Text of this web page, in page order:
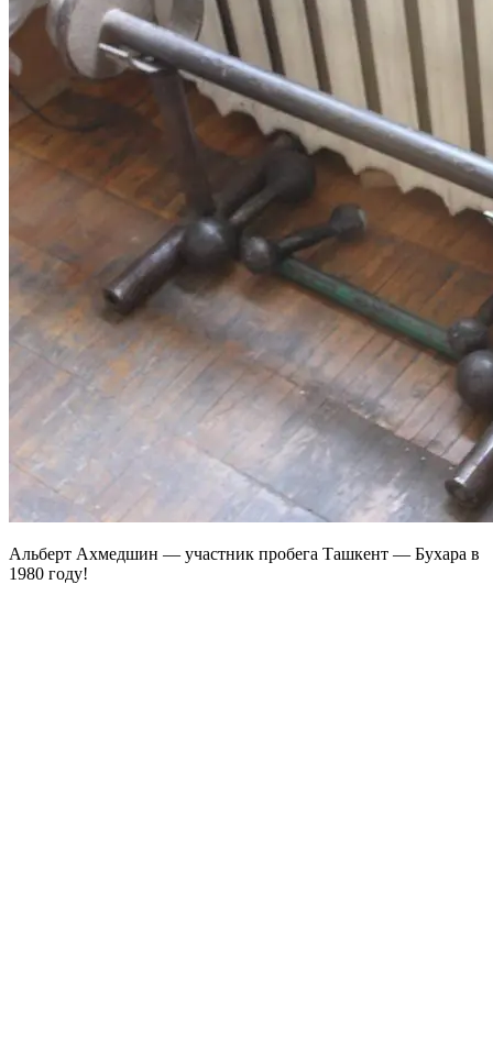
Альберт Ахмедшин — участник пробега Ташкент — Бухара в
1980 году!